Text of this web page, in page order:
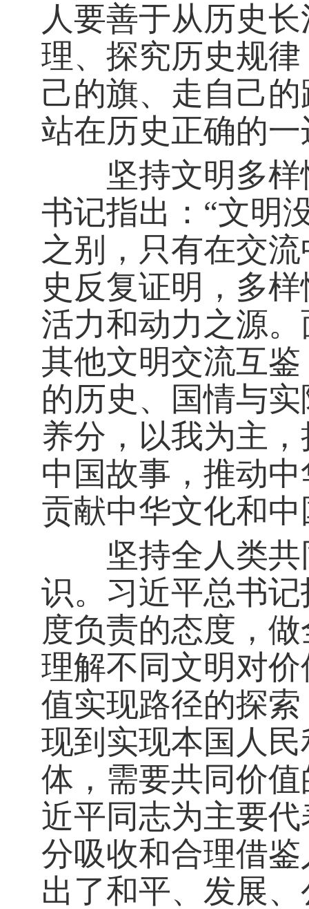
人要善于从历史
理、探究历史规
己的旗、走自己
站在历史正确的
坚持文明多样
书记指出：“文明
之别，只有在交
史反复证明，多
活力和动力之源
其他文明交流互
的历史、国情与
养分，以我为主
中国故事，推动
贡献中华文化和
坚持全人类共
识。习近平总书
度负责的态度，
理解不同文明对
值实现路径的探
现到实现本国人
体，需要共同价
近平同志为主要
分吸收和合理借
出了和平、发展